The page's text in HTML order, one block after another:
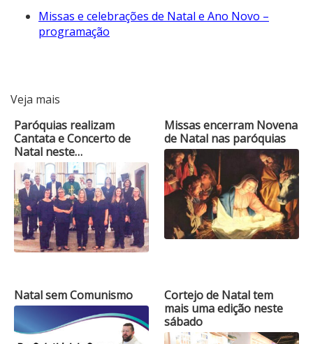
Missas e celebrações de Natal e Ano Novo –
programação
Veja mais
Paróquias realizam
Cantata e Concerto de
Natal neste…
Missas encerram Novena
de Natal nas paróquias
Natal sem Comunismo
Cortejo de Natal tem
mais uma edição neste
sábado